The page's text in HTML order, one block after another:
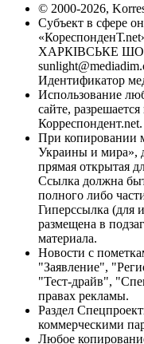
© 2000-2026,
Субъект в сфере
ХАРКІВСЬКЕ
Идентификатор
Использование
сайте,
Корреспондент.net.
При копировании
Украины и мира»,
прямая открытая
Ссылка должна
полного либо
Гиперссылка (для
размещена в
материала.
Новости с
"Заявление",
"Тест-драйв",
правах рекламы.
Раздел
коммерческими
Любое